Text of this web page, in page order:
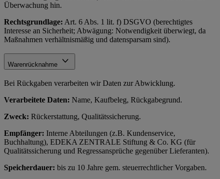
Überwachung hin.
Rechtsgrundlage: Art. 6 Abs. 1 lit. f) DSGVO (berechtigtes
Interesse an Sicherheit; Abwägung: Notwendigkeit überwiegt, da
Maßnahmen verhältnismäßig und datensparsam sind).
Warenrücknahme
Bei Rückgaben verarbeiten wir Daten zur Abwicklung.
Verarbeitete Daten: Name, Kaufbeleg, Rückgabegrund.
Zweck: Rückerstattung, Qualitätssicherung.
Empfänger: Interne Abteilungen (z.B. Kundenservice,
Buchhaltung), EDEKA ZENTRALE Stiftung & Co. KG (für
Qualitätssicherung und Regressansprüche gegenüber Lieferanten).
Speicherdauer: bis zu 10 Jahre gem. steuerrechtlicher Vorgaben.